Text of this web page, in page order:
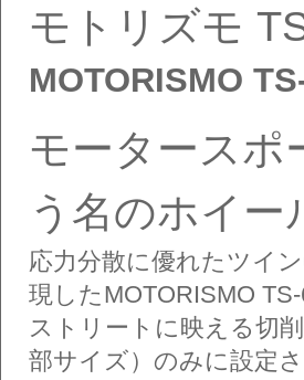
モトリズモ
MOTORISMO
モータースポ
う名のホイー
応力分散に優れたツイ
現したMOTORISMO
ストリートに映える切
部サイズ）のみに設定